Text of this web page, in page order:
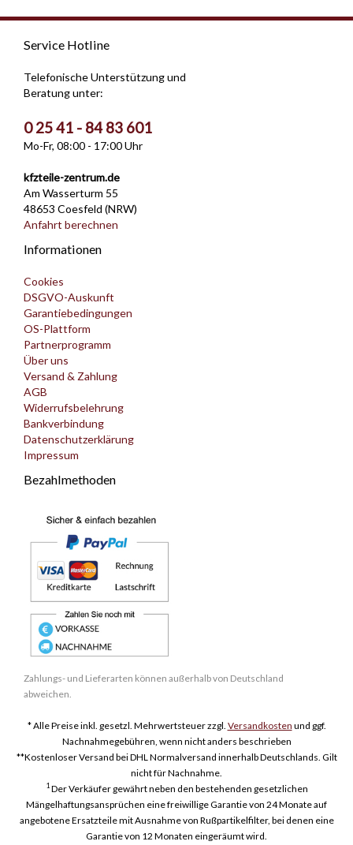
Service Hotline
Telefonische Unterstützung und
Beratung unter:
0 25 41 - 84 83 601
Mo-Fr, 08:00 - 17:00 Uhr
kfzteile-zentrum.de
Am Wasserturm 55
48653 Coesfeld (NRW)
Anfahrt berechnen
Informationen
Cookies
DSGVO-Auskunft
Garantiebedingungen
OS-Plattform
Partnerprogramm
Über uns
Versand & Zahlung
AGB
Widerrufsbelehrung
Bankverbindung
Datenschutzerklärung
Impressum
Bezahlmethoden
Zahlungs- und Lieferarten können außerhalb von Deutschland
abweichen.
* Alle Preise inkl. gesetzl. Mehrwertsteuer zzgl. Versandkosten und ggf.
Nachnahmegebühren, wenn nicht anders beschrieben
**Kostenloser Versand bei DHL Normalversand innerhalb Deutschlands. Gilt
nicht für Nachnahme.
1Der Verkäufer gewährt neben den bestehenden gesetzlichen
Mängelhaftungsansprüchen eine freiwillige Garantie von 24 Monate auf
angebotene Ersatzteile mit Ausnahme von Rußpartikelfilter, bei denen eine
Garantie von 12 Monaten eingeräumt wird.